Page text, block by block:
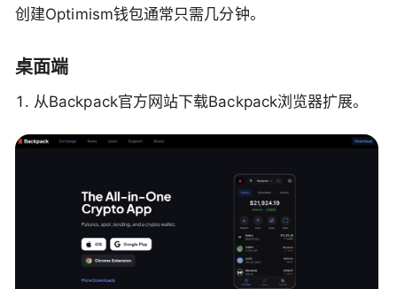
创建Optimism钱包通常只需几分钟。
桌面端
从Backpack官方网站下载Backpack浏览器扩展。